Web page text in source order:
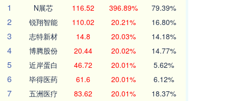
1
N展芯 116.52 396.89% 79.39%
2 锐翔智能 110.02 20.21% 16.80%
3 志特新材 14.8 20.03% 14.18%
4 博腾股份 20.44 20.02% 14.77%
5 近岸蛋白 46.72 20.01% 5.62%
6 毕得医药 61.6 20.01% 6.12%
7 五洲医疗 83.62 20.01% 18.37%